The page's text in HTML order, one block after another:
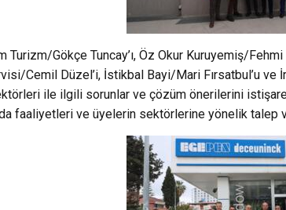
Turizm/Gökçe Tuncay’ı, Öz Okur Kuruyemiş/
Cemil Düzel’i, İstikbal Bayi/Mari Fırsatbul’u ve
ile ilgili sorunlar ve çözüm önerilerini
faaliyetleri ve üyelerin sektörlerine yönelik talep